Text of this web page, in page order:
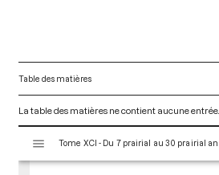
Table des matières
La table des matières ne contient aucune entrée.
s